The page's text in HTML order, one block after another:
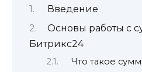
Введение
Основы работы с
Битрикс24
Что такое